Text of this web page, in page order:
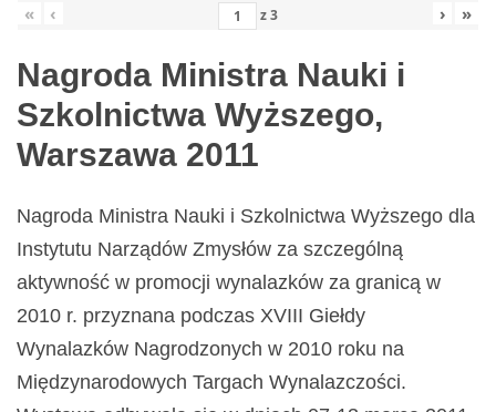
« ‹ z3 › »
Nagroda Ministra Nauki i
Szkolnictwa Wyższego,
Warszawa 2011
Nagroda Ministra Nauki i Szkolnictwa Wyższego dla
Instytutu Narządów Zmysłów za szczególną
aktywność w promocji wynalazków za granicą w
2010 r. przyznana podczas XVIII Giełdy
Wynalazków Nagrodzonych w 2010 roku na
Międzynarodowych Targach Wynalazczości.